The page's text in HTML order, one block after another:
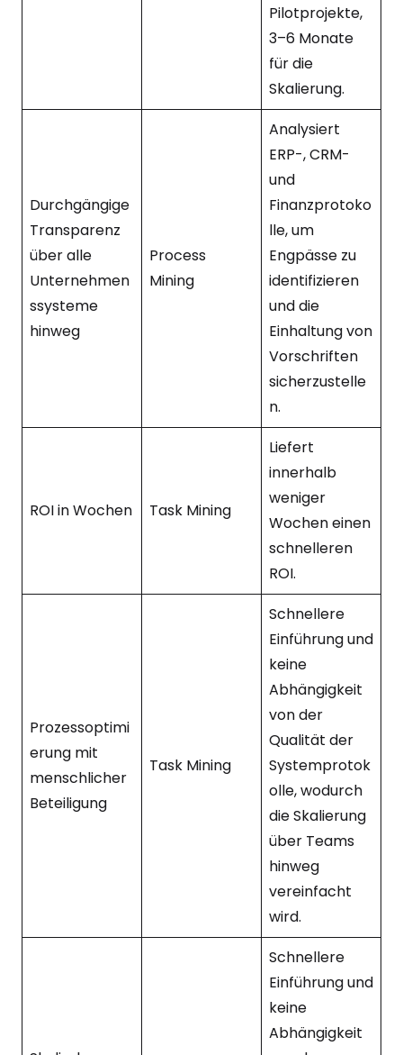
Pilotprojekte,
3–6 Monate
für die
Skalierung.
Durchgängige
Transparenz
über alle
Unternehmen
ssysteme
hinweg
Process
Mining
Analysiert
ERP-, CRM-
und
Finanzprotoko
lle, um
Engpässe zu
identifizieren
und die
Einhaltung von
Vorschriften
sicherzustelle
n.
ROI in Wochen Task Mining
Liefert
innerhalb
weniger
Wochen einen
schnelleren
ROI.
Prozessoptimi
erung mit
menschlicher
Beteiligung
Task Mining
Schnellere
Einführung und
keine
Abhängigkeit
von der
Qualität der
Systemprotok
olle, wodurch
die Skalierung
über Teams
hinweg
vereinfacht
wird.
Schnellere
Einführung und
keine
Abhängigkeit